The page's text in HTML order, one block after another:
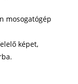
mosogatógép
képet,